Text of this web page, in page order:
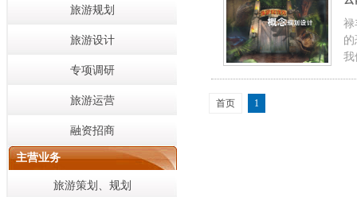
旅游规划
旅游设计
专项调研
旅游运营
融资招商
主营业务
旅游策划、规划
禄
我
首页 1